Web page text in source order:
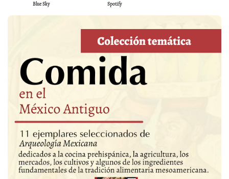
Blue Sky Spotify